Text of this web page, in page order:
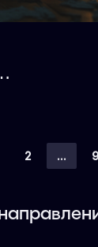
2 ... 9